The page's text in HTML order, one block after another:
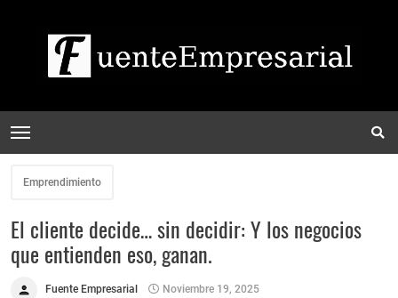
Emprendimiento
El cliente decide… sin decidir: Y los negocios
que entienden eso, ganan.
Fuente Empresarial Noviembre 19, 2025